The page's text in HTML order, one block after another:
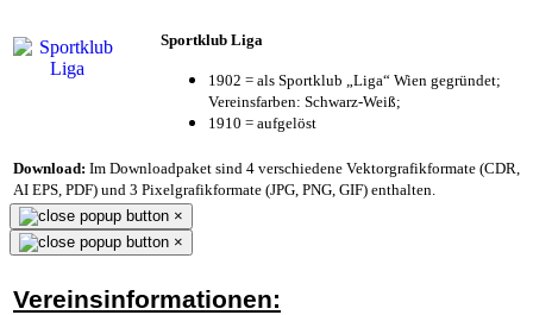
Sportklub Liga
1902 = als Sportklub „Liga“ Wien gegründet;
Vereinsfarben: Schwarz-Weiß;
1910 = aufgelöst
Download: Im Downloadpaket sind 4 verschiedene Vektorgrafikformate (CDR,
AI EPS, PDF) und 3 Pixelgrafikformate (JPG, PNG, GIF) enthalten.
×
×
Vereinsinformationen: